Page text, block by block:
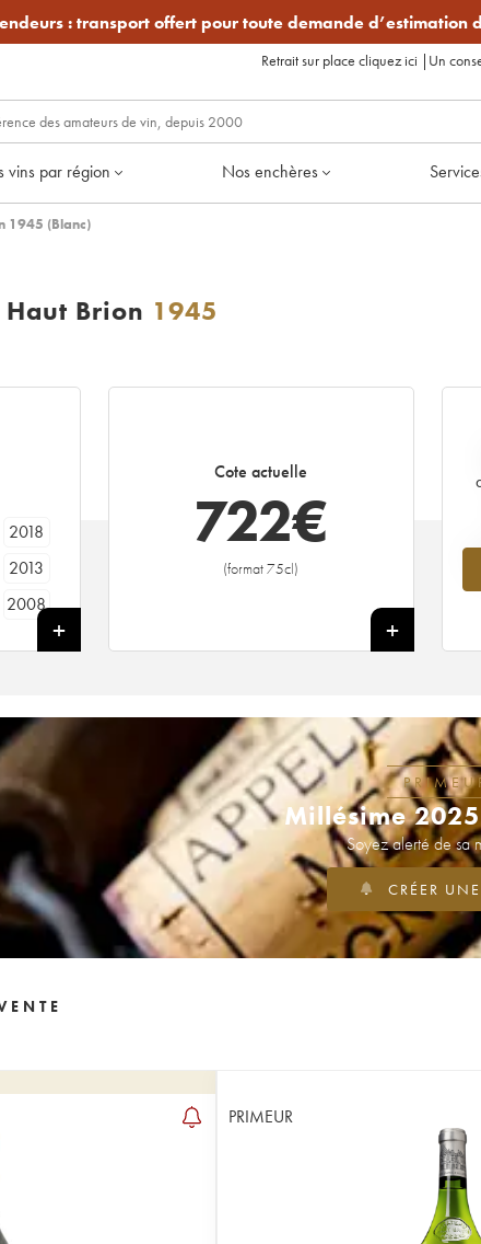
:transport offert pour toute demande d’estimation
Retrait sur place cliquez ici | Un
vins par région Nos enchères
1945 (Blanc)
Brion 1945
2018
2013
2008
1993
1987
1982
1977
1967
1960
1950
Cote actuelle
722€
(format 75cl)
+
Millésime
Soyez alerté de sa
CRÉER
PRIMEUR